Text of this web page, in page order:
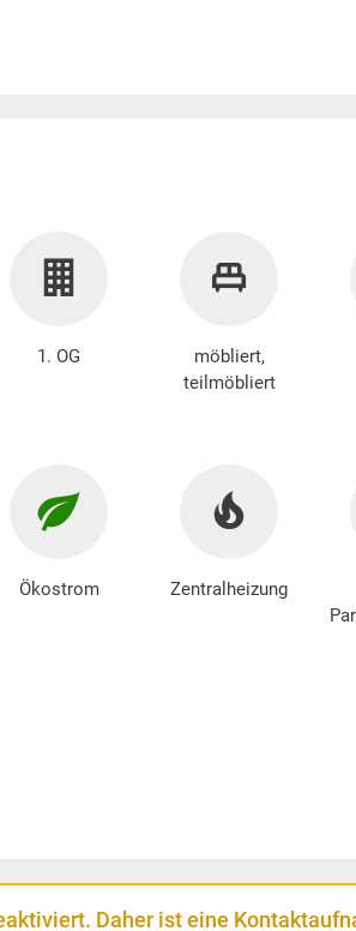
1. OG
möbliert,
teilmöbliert
Ökostrom Zentralheizung
Daher ist eine